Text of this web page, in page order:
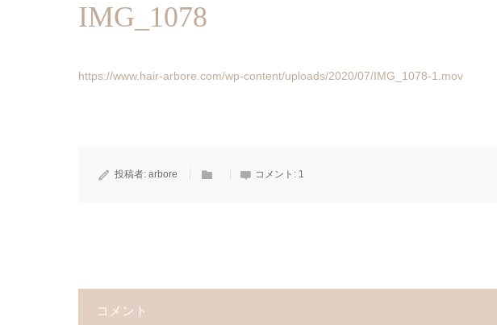
IMG_1078
https://www.hair-arbore.com/wp-content/uploads/2020/07/IMG_1078-1.mov
投稿者: arbore コメント: 1
コメント